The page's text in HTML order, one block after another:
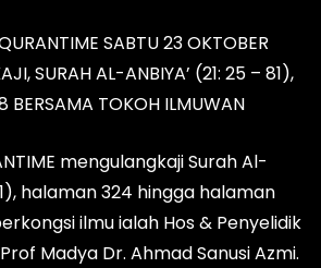
SABTU 23 OKTOBER
SURAH AL-ANBIYA’ (21: 25 – 81),
TOKOH ILMUWAN
mengulangkaji Surah Al-
halaman 324 hingga halaman
ilmu ialah Hos & Penyelidik
Madya Dr. Ahmad Sanusi Azmi.